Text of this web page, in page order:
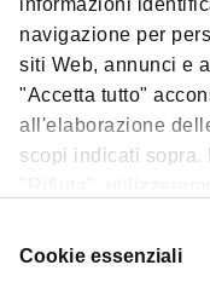
informazioni
navigazione per
siti Web, annunci e
"Accetta tutto"
all'elaborazione
scopi indicati sopra.
ottimizzare e
qualsiasi
delCookie essenziali
Rossana Bruno
cell +39 347